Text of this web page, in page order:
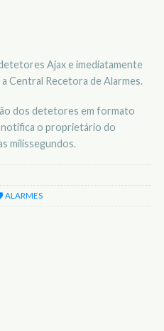
- AJ-HUB2-4G
Ajax e imediatamente
Central Recetora de Alarmes.
dos detetores em formato
notifica o proprietário do
milissegundos.
ALARMES